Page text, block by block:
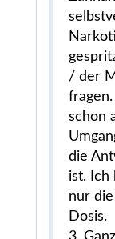
/ der
schon
die
ist. Ich
nur
Dosis.